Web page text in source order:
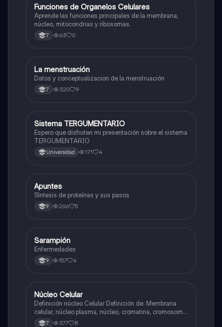
FBiologia
Funciones de Organelos Celulares
Aprende las funciones principales de la membrana,
núcleo, mitocondrias y ribosomas.
7 63 0
Biologia
La menstruación
Datos y conceptualizacion de la menstruación
7 320 9
Biologia
Sistema TERGUMENTARIO
Espero que disfruten mi presentación sobre el sistema
TERGUMENTARIO
Universidad 171 4
Biologia
Apuntes
Síntesis de proteínas y sus pasos
9 266 5
Biologia
Sarampión
Enfermedades
9 157 4
Biologia
Núcleo Celular
Definición núcleo Celular Definición de: Membrana
celular, núcleo plasma, núcleo, cromatina, cromosoma
Interfase Fases de la interfase
7 377 8